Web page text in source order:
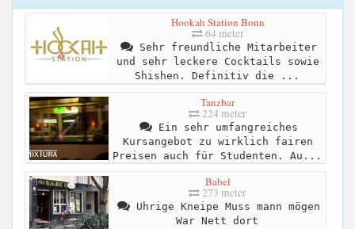
Hookah Station Bonn
64 meter
Sehr freundliche Mitarbeiter
und sehr leckere Cocktails sowie
Shishen. Definitiv die ...
Tanzbar
224 meter
Ein sehr umfangreiches
Kursangebot zu wirklich fairen
Preisen auch für Studenten. Au...
Babel
273 meter
Uhrige Kneipe Muss mann mögen
War Nett dort